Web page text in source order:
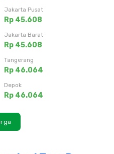
Jakarta Pusat
Rp 45.608
Jakarta Barat
Rp 45.608
Tangerang
Rp 46.064
Depok
Rp 46.064